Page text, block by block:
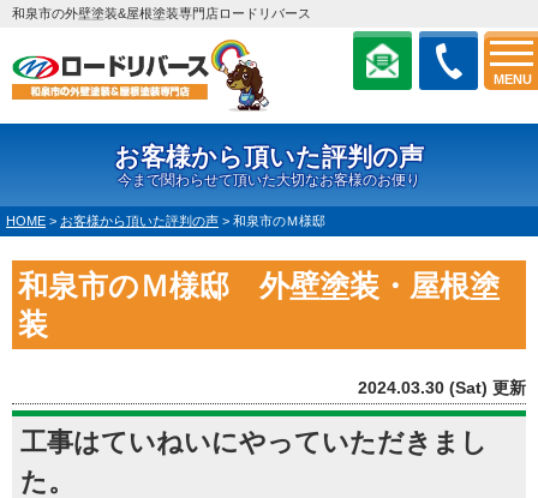
MENU
和泉市の外壁塗装&屋根塗装専門店ロードリバース
お客様から頂いた評判の声
今まで関わらせて頂いた大切なお客様のお便り
HOME > お客様から頂いた評判の声 > 和泉市のＭ様邸
和泉市のＭ様邸 外壁塗装・屋根塗
装
2024.03.30 (Sat) 更新
工事はていねいにやっていただきまし
た。